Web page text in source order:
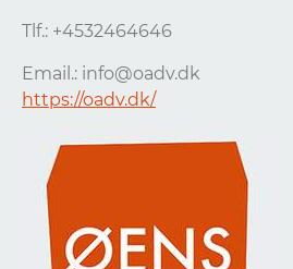
Tlf.: +4532464646
Email.: info@oadv.dk
https://oadv.dk/